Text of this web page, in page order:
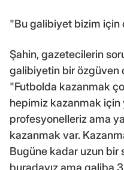
"Bu galibiyet bizim için
Şahin, gazetecilerin
galibiyetin bir özgüven
"Futbolda kazanmak
hepimiz kazanmak için
profesyonelleriz ama
kazanmak var.
Bugüne kadar uzun bir
buradayız ama galiba